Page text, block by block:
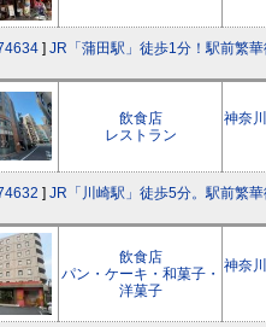
] JR「蒲田駅」徒歩1分！駅前繁
飲食店
レストラン
神奈
] JR「川崎駅」徒歩5分。駅前繁
飲食店
パン・ケーキ・和菓子・
洋菓子
神奈